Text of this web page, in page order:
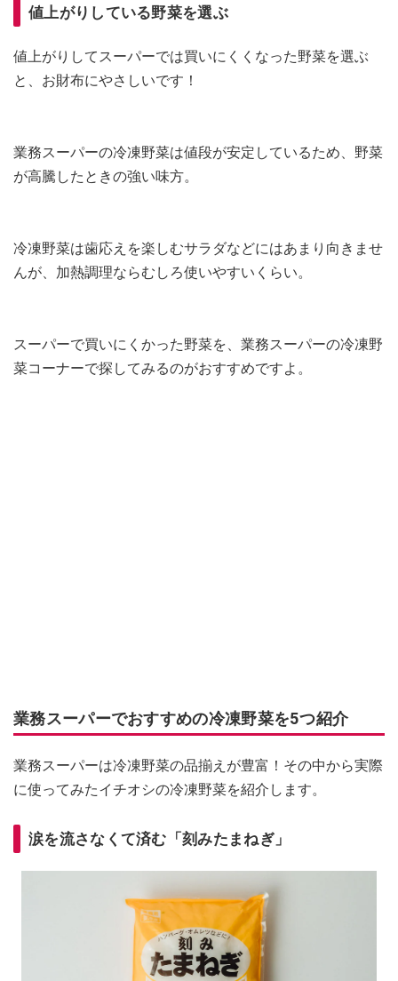
値上がりしている野菜を選ぶ
値上がりしてスーパーでは買いにくくなった野菜を選ぶ
と、お財布にやさしいです！
業務スーパーの冷凍野菜は値段が安定しているため、野菜
が高騰したときの強い味方。
冷凍野菜は歯応えを楽しむサラダなどにはあまり向きませ
んが、加熱調理ならむしろ使いやすいくらい。
スーパーで買いにくかった野菜を、業務スーパーの冷凍野
菜コーナーで探してみるのがおすすめですよ。
業務スーパーでおすすめの冷凍野菜を5つ紹介
業務スーパーは冷凍野菜の品揃えが豊富！その中から実際
に使ってみたイチオシの冷凍野菜を紹介します。
涙を流さなくて済む「刻みたまねぎ」